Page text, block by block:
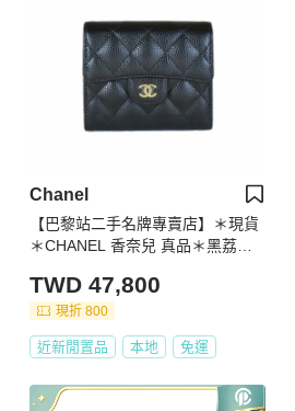
Chanel
【巴黎站二手名牌專賣店】＊現貨
＊CHANEL 香奈兒 真品＊黑荔枝
TWD 47,800
現折 800
近新閒置品 本地 免運